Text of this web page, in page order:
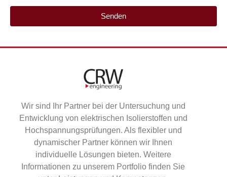
Senden
Wir sind Ihr Partner bei der Untersuchung und
Entwicklung von elektrischen Isolierstoffen und
Hochspannungsprüfungen. Als flexibler und
dynamischer Partner können wir Ihnen
individuelle Lösungen bieten. Weitere
Informationen zu unserem Portfolio finden Sie